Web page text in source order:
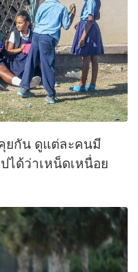
ยกัน ดูแต่ละคนมี
ได้ว่าเหน็ดเหนื่อย